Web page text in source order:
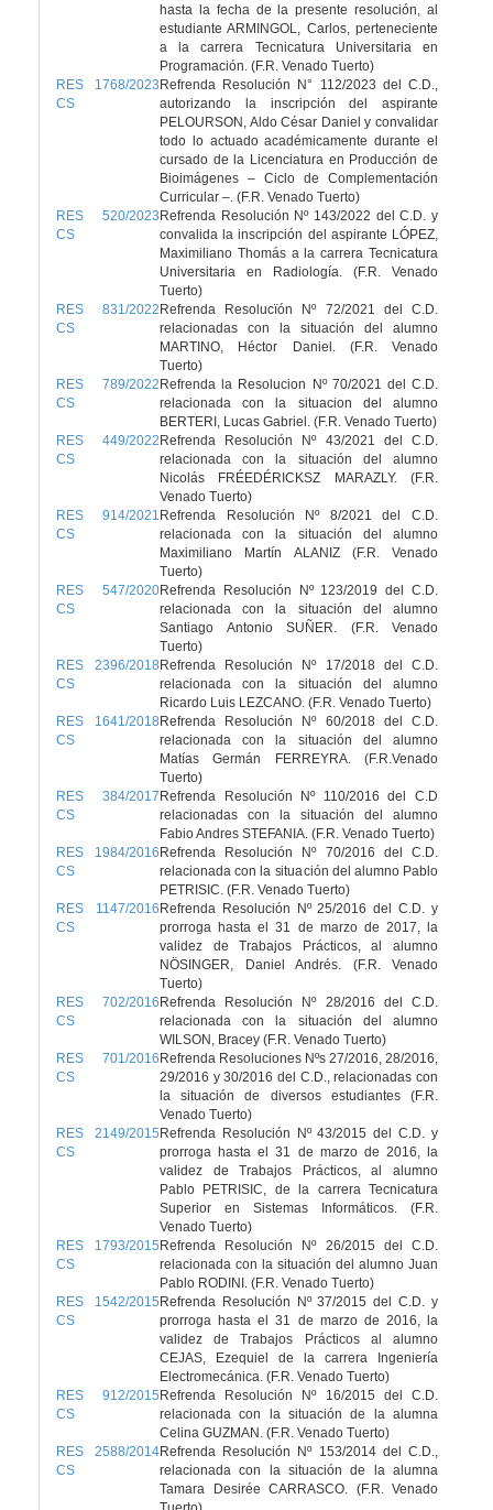
hasta la fecha de la presente resolución, al
estudiante ARMINGOL, Carlos, perteneciente
a la carrera Tecnicatura Universitaria en
Programación. (F.R. Venado Tuerto)
RES 1768/2023
CS
Refrenda Resolución N° 112/2023 del C.D.,
autorizando la inscripción del aspirante
PELOURSON, Aldo César Daniel y convalidar
todo lo actuado académicamente durante el
cursado de la Licenciatura en Producción de
Bioimágenes – Ciclo de Complementación
Curricular –. (F.R. Venado Tuerto)
RES 520/2023
CS
Refrenda Resolución Nº 143/2022 del C.D. y
convalida la inscripción del aspirante LÓPEZ,
Maximiliano Thomás a la carrera Tecnicatura
Universitaria en Radiología. (F.R. Venado
Tuerto)
RES 831/2022
CS
Refrenda Resolucïón Nº 72/2021 del C.D.
relacionadas con la situación del alumno
MARTINO, Héctor Daniel. (F.R. Venado
Tuerto)
RES 789/2022
CS
Refrenda la Resolucion Nº 70/2021 del C.D.
relacionada con la situacion del alumno
BERTERI, Lucas Gabriel. (F.R. Venado Tuerto)
RES 449/2022
CS
Refrenda Resolución Nº 43/2021 del C.D.
relacionada con la situación del alumno
Nicolás FRÉEDÉRICKSZ MARAZLY. (F.R.
Venado Tuerto)
RES 914/2021
CS
Refrenda Resolución Nº 8/2021 del C.D.
relacionada con la situación del alumno
Maximiliano Martín ALANIZ (F.R. Venado
Tuerto)
RES 547/2020
CS
Refrenda Resolución Nº 123/2019 del C.D.
relacionada con la situación del alumno
Santiago Antonio SUÑER. (F.R. Venado
Tuerto)
RES 2396/2018
CS
Refrenda Resolución Nº 17/2018 del C.D.
relacionada con la situación del alumno
Ricardo Luis LEZCANO. (F.R. Venado Tuerto)
RES 1641/2018
CS
Refrenda Resolución Nº 60/2018 del C.D.
relacionada con la situación del alumno
Matías Germán FERREYRA. (F.R.Venado
Tuerto)
RES 384/2017
CS
Refrenda Resolución Nº 110/2016 del C.D
relacionadas con la situación del alumno
Fabio Andres STEFANIA. (F.R. Venado Tuerto)
RES 1984/2016
CS
Refrenda Resolución Nº 70/2016 del C.D.
relacionada con la situación del alumno Pablo
PETRISIC. (F.R. Venado Tuerto)
RES 1147/2016
CS
Refrenda Resolución Nº 25/2016 del C.D. y
prorroga hasta el 31 de marzo de 2017, la
validez de Trabajos Prácticos, al alumno
NÖSINGER, Daniel Andrés. (F.R. Venado
Tuerto)
RES 702/2016
CS
Refrenda Resolución Nº 28/2016 del C.D.
relacionada con la situación del alumno
WILSON, Bracey (F.R. Venado Tuerto)
RES 701/2016
CS
Refrenda Resoluciones Nºs 27/2016, 28/2016,
29/2016 y 30/2016 del C.D., relacionadas con
la situación de diversos estudiantes (F.R.
Venado Tuerto)
RES 2149/2015
CS
Refrenda Resolución Nº 43/2015 del C.D. y
prorroga hasta el 31 de marzo de 2016, la
validez de Trabajos Prácticos, al alumno
Pablo PETRISIC, de la carrera Tecnicatura
Superior en Sistemas Informáticos. (F.R.
Venado Tuerto)
RES 1793/2015
CS
Refrenda Resolución Nº 26/2015 del C.D.
relacionada con la situación del alumno Juan
Pablo RODINI. (F.R. Venado Tuerto)
RES 1542/2015
CS
Refrenda Resolución Nº 37/2015 del C.D. y
prorroga hasta el 31 de marzo de 2016, la
validez de Trabajos Prácticos al alumno
CEJAS, Ezequiel de la carrera Ingeniería
Electromecánica. (F.R. Venado Tuerto)
RES 912/2015
CS
Refrenda Resolución Nº 16/2015 del C.D.
relacionada con la situación de la alumna
Celina GUZMAN. (F.R. Venado Tuerto)
RES 2588/2014
CS
Refrenda Resolución Nº 153/2014 del C.D.,
relacionada con la situación de la alumna
Tamara Desirée CARRASCO. (F.R. Venado